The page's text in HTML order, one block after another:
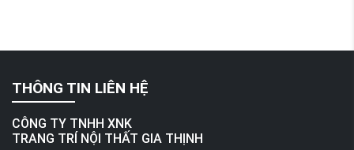
THÔNG TIN LIÊN HỆ
CÔNG TY TNHH XNK
TRANG TRÍ NỘI THẤT GIA THỊNH